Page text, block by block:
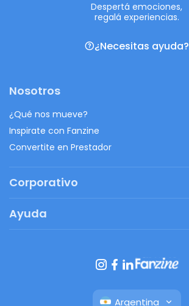
Despertá emociones,
regalá experiencias.
¿Necesitas ayuda?
Nosotros
¿Qué nos mueve?
Inspirate con Fanzine
Convertite en Prestador
Corporativo
Regalos originales
Ayuda
Botón de arrepentimiento
Argentina